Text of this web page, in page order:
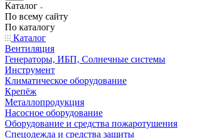
Каталог
По всему сайту
По каталогу
Каталог
Вентиляция
Генераторы, ИБП, Солнечные системы
Инструмент
Климатическое оборудование
Крепёж
Металлопродукция
Насосное оборудование
Оборудование и средства пожаротушения
Спецодежда и средства защиты